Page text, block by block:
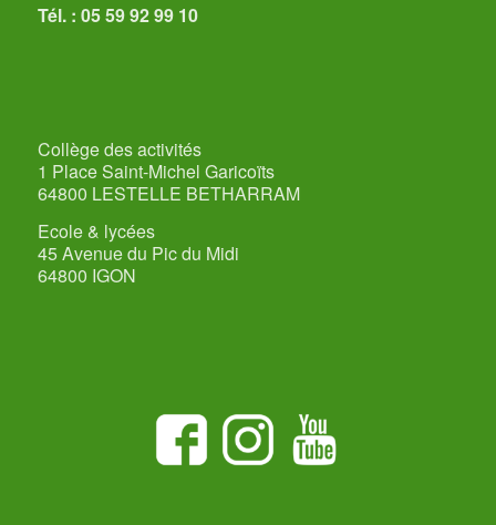
Tél. : 05 59 92 99 10
Collège des activités
1 Place Saint-Michel Garicoïts
64800 LESTELLE BETHARRAM
Ecole & lycées
45 Avenue du Pic du Midi
64800 IGON